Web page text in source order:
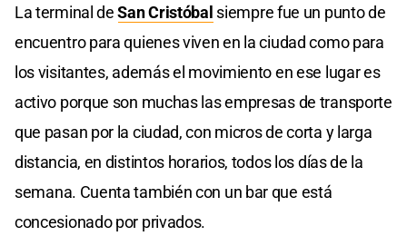
La terminal deSan Cristóbal siempre fue un punto de
encuentro para quienes viven en la ciudad como para
los visitantes, además el movimiento en ese lugar es
activo porque son muchas las empresas de transporte
que pasan por la ciudad, con micros de corta y larga
distancia, en distintos horarios, todos los días de la
semana. Cuenta también con un bar que está
concesionado por privados.